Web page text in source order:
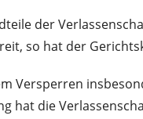
der
so hat der
Versperren
hat die